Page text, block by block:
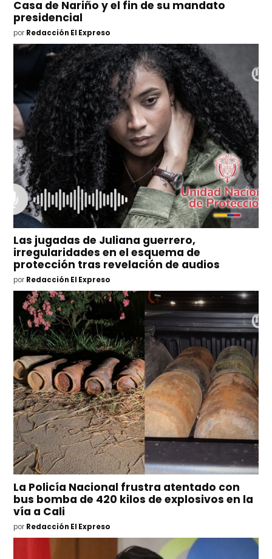
Casa de Nariño y el fin de su mandato
presidencial
por Redacción El Expreso
Las jugadas de Juliana guerrero,
irregularidades en el esquema de
protección tras revelación de audios
por Redacción El Expreso
La Policía Nacional frustra atentado con
bus bomba de 420 kilos de explosivos en la
vía a Cali
por Redacción El Expreso